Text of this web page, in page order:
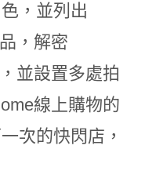
，並列出
，解密
並設置多處拍
線上購物的
次的快閃店，